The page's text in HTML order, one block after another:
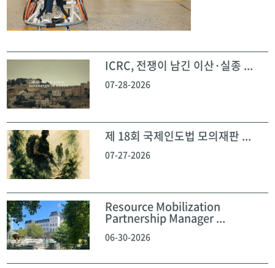
ICRC, 전쟁이 남긴 이산·실종 ...
07-28-2026
제 18회 국제인도법 모의재판 ...
07-27-2026
Resource Mobilization
Partnership Manager ...
06-30-2026